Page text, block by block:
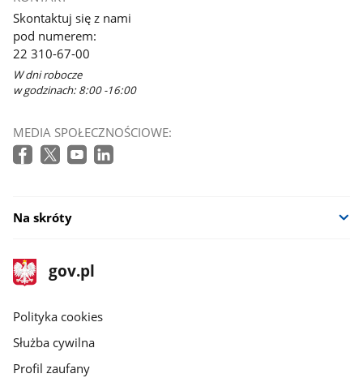
Skontaktuj się z nami
pod numerem:
22 310-67-00
W dni robocze
w godzinach: 8:00 -16:00
MEDIA SPOŁECZNOŚCIOWE:
Na skróty
stopka
gov.pl
Strona
gov.pl
gov.pl
Polityka cookies
Służba cywilna
Profil zaufany